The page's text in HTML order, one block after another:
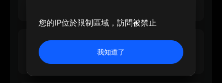
500 USDT
入金最高可領
您的IP位於限制區域，訪問被禁止
我知道了